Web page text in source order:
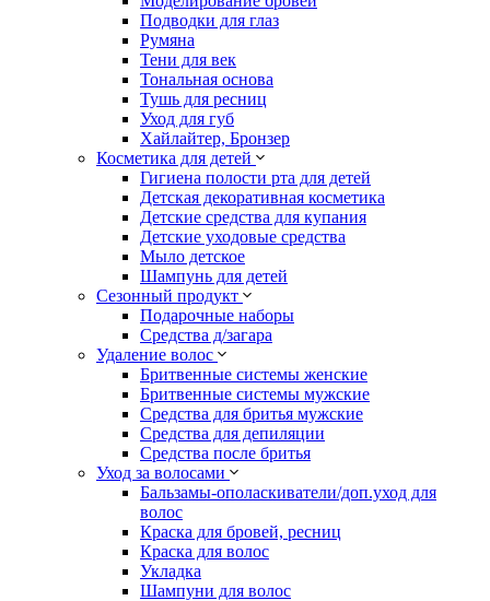
Подводки для глаз
Румяна
Тени для век
Тональная основа
Тушь для ресниц
Уход для губ
Хайлайтер, Бронзер
Косметика для детей
Гигиена полости рта для детей
Детская декоративная косметика
Детские средства для купания
Детские уходовые средства
Мыло детское
Шампунь для детей
Сезонный продукт
Подарочные наборы
Средства д/загара
Удаление волос
Бритвенные системы женские
Бритвенные системы мужские
Средства для бритья мужские
Средства для депиляции
Средства после бритья
Уход за волосами
Бальзамы-ополаскиватели/доп.уход для
волос
Краска для бровей, ресниц
Краска для волос
Укладка
Шампуни для волос